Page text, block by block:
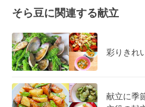
そら豆に関連する献立
彩りきれ
献立に季